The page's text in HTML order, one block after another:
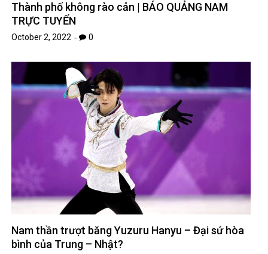
Thành phố không rào cản | BÁO QUẢNG NAM
TRỰC TUYẾN
October 2, 2022 0
Nam thần trượt băng Yuzuru Hanyu – Đại sứ hòa
bình của Trung – Nhật?